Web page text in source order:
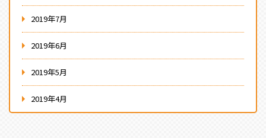
2019年7月
2019年6月
2019年5月
2019年4月